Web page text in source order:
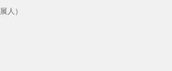
人）